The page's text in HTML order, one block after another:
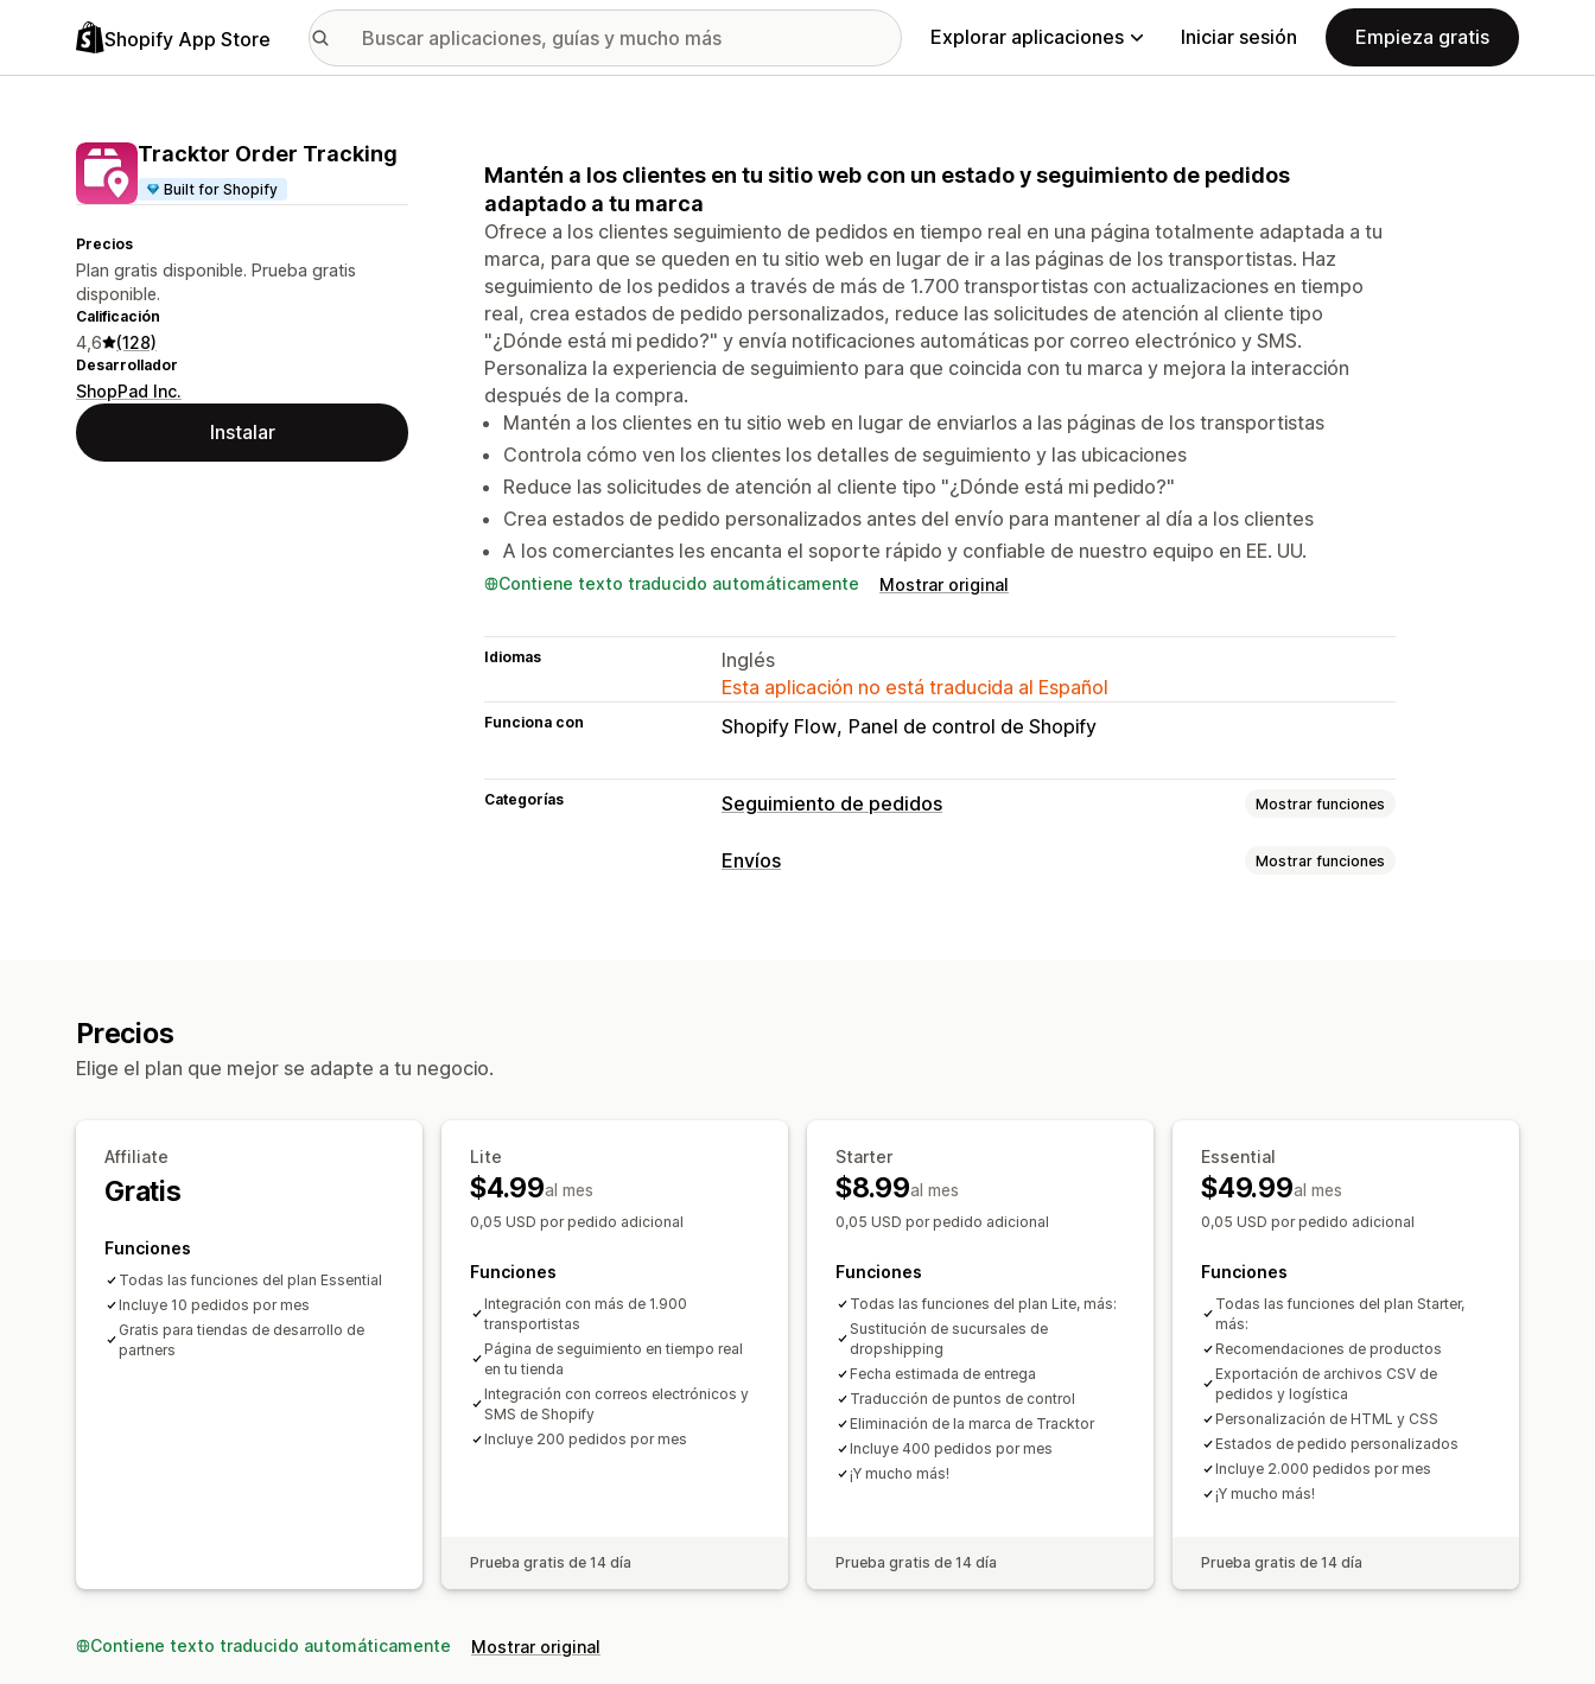
Shopify App Store Explorar aplicaciones Iniciar sesión Empieza gratis
Tracktor Order Tracking
Built for Shopify
Precios
Plan gratis disponible. Prueba gratis
disponible.
Calificación
4,6 (128)
Desarrollador
ShopPad Inc.
Instalar
Mantén a los clientes en tu sitio web con un estado y seguimiento de pedidos
adaptado a tu marca
Ofrece a los clientes seguimiento de pedidos en tiempo real en una página totalmente adaptada a tu
marca, para que se queden en tu sitio web en lugar de ir a las páginas de los transportistas. Haz
seguimiento de los pedidos a través de más de 1.700 transportistas con actualizaciones en tiempo
real, crea estados de pedido personalizados, reduce las solicitudes de atención al cliente tipo
"¿Dónde está mi pedido?" y envía notificaciones automáticas por correo electrónico y SMS.
Personaliza la experiencia de seguimiento para que coincida con tu marca y mejora la interacción
después de la compra.
Mantén a los clientes en tu sitio web en lugar de enviarlos a las páginas de los transportistas
Controla cómo ven los clientes los detalles de seguimiento y las ubicaciones
Reduce las solicitudes de atención al cliente tipo "¿Dónde está mi pedido?"
Crea estados de pedido personalizados antes del envío para mantener al día a los clientes
A los comerciantes les encanta el soporte rápido y confiable de nuestro equipo en EE. UU.
Contiene texto traducido automáticamente Mostrar original
Idiomas
Inglés
Esta aplicación no está traducida al Español
Funciona con Shopify Flow Panel de control de Shopify
Categorías Seguimiento de pedidos Mostrar funciones
Seguimiento
Correo electrónico
Notificaciones en tiempo real
Notificaciones personalizadas
Envíos Mostrar funciones
Notificaciones de correo electrónico
Actualizaciones de pedidos
Informes y estadísticas de envíos
Precios
Elige el plan que mejor se adapte a tu negocio.
Affiliate
Gratis
Funciones
Todas las funciones del plan Essential
Incluye 10 pedidos por mes
Gratis para tiendas de desarrollo de
partners
Lite
$4.99al mes
0,05 USD por pedido adicional
Funciones
Integración con más de 1.900
transportistas
Página de seguimiento en tiempo real
en tu tienda
Integración con correos electrónicos y
SMS de Shopify
Incluye 200 pedidos por mes
Prueba gratis de 14 día
Starter
$8.99al mes
0,05 USD por pedido adicional
Funciones
Todas las funciones del plan Lite, más:
Sustitución de sucursales de
dropshipping
Fecha estimada de entrega
Traducción de puntos de control
Eliminación de la marca de Tracktor
Incluye 400 pedidos por mes
¡Y mucho más!
Prueba gratis de 14 día
Essential
$49.99al mes
0,05 USD por pedido adicional
Funciones
Todas las funciones del plan Starter,
más:
Recomendaciones de productos
Exportación de archivos CSV de
pedidos y logística
Personalización de HTML y CSS
Estados de pedido personalizados
Incluye 2.000 pedidos por mes
¡Y mucho más!
Prueba gratis de 14 día
Contiene texto traducido automáticamente Mostrar original